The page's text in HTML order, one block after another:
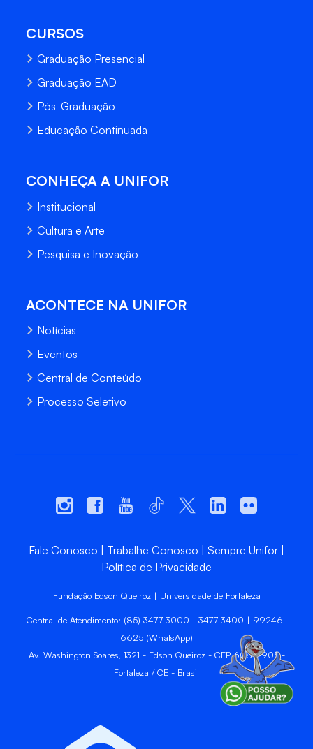
CURSOS
Graduação Presencial
Graduação EAD
Pós-Graduação
Educação Continuada
CONHEÇA A UNIFOR
Institucional
Cultura e Arte
Pesquisa e Inovação
ACONTECE NA UNIFOR
Notícias
Eventos
Central de Conteúdo
Processo Seletivo
Fale Conosco Trabalhe Conosco
Sempre Unifor
Política de Privacidade
Fundação Edson Queiroz | Universidade de Fortaleza
Central de Atendimento: (85) 3477-3000 | 3477-3400 | 99246-
6625 (WhatsApp)
Av. Washington Soares, 1321 - Edson Queiroz - CEP 60811-905 -
Fortaleza / CE - Brasil